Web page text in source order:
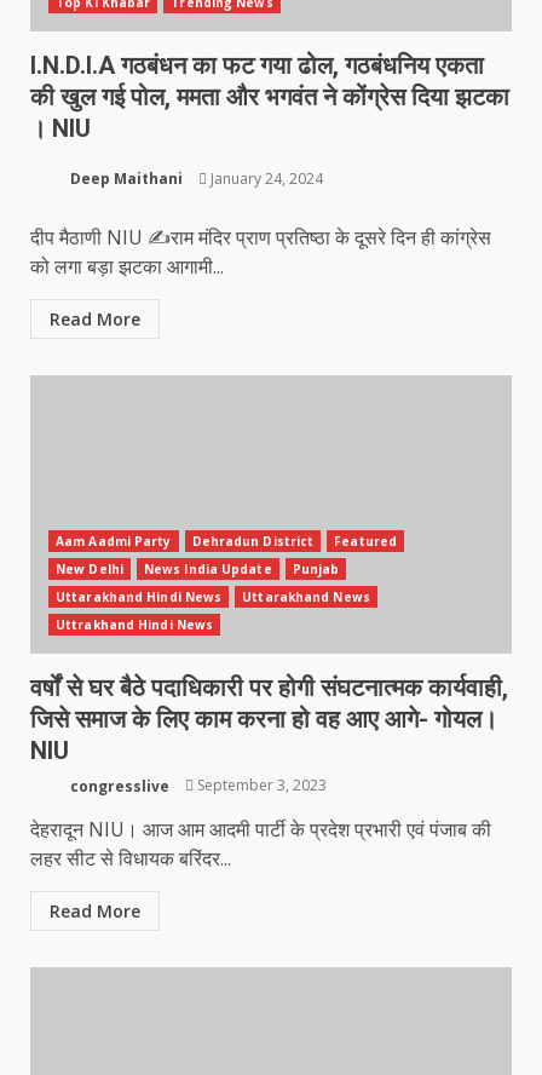
I.N.D.I.A गठबंधन का फट गया ढोल, गठबंधनिय एकता
की खुल गई पोल, ममता और भगवंत ने कोंग्रेस दिया झटका
। NIU
Deep Maithani January 24, 2024
दीप मैठाणी NIU ✍️राम मंदिर प्राण प्रतिष्ठा के दूसरे दिन ही कांग्रेस
को लगा बड़ा झटका आगामी...
Read More
Aam Aadmi Party Dehradun District
Featured
New Delhi
News India Update
Punjab
Uttarakhand Hindi News
Uttarakhand News
Uttrakhand Hindi News
वर्षों से घर बैठे पदाधिकारी पर होगी संघटनात्मक कार्यवाही,
जिसे समाज के लिए काम करना हो वह आए आगे- गोयल।
NIU
congresslive September 3, 2023
देहरादून NIU। आज आम आदमी पार्टी के प्रदेश प्रभारी एवं पंजाब की
लहर सीट से विधायक बरिंदर...
Read More